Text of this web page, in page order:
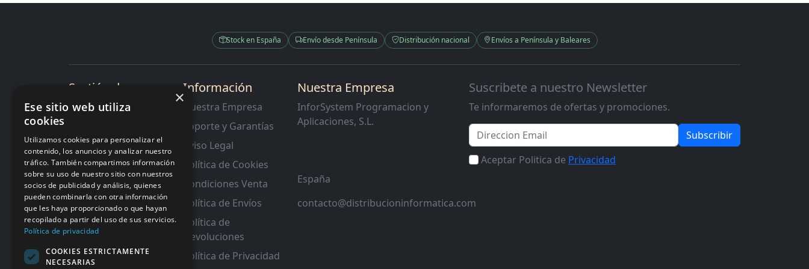
Stock en España Envío desde Península Distribución nacional Envíos a Península y Baleares
Sectión de
Interes
RMA y Garantias
Información
Nuestra Empresa
Soporte y Garantías
Aviso Legal
Política de Cookies
Condiciones Venta
Política de Envíos
Política de
Devoluciones
Política de Privacidad
Nuestra Empresa
InforSystem Programacion y
Aplicaciones, S.L.
España
contacto@distribucioninformatica.com
Suscribete a nuestro Newsletter
Te informaremos de ofertas y promociones.
Email
Subscribir
Aceptar Politica de Privacidad
×
Ese sitio web utiliza
cookies
Utilizamos cookies para personalizar el
contenido, los anuncios y analizar nuestro
tráfico. También compartimos información
sobre su uso de nuestro sitio con nuestros
socios de publicidad y análisis, quienes
pueden combinarla con otra información
que les haya proporcionado o que hayan
recopilado a partir del uso de sus servicios.
Política de privacidad
COOKIES ESTRICTAMENTE
NECESARIAS